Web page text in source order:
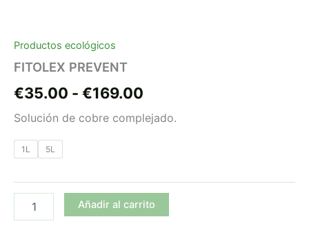
Productos ecológicos
FITOLEX PREVENT
€35.00 - €169.00
€35.00
Solución de cobre complejado.
1L 5L
Añadir al carrito